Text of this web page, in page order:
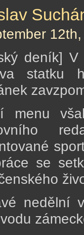
deník]
statku
menu
se
nedělní